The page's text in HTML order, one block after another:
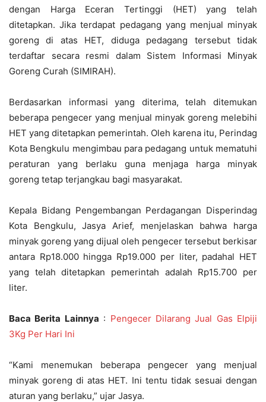
dengan Harga Eceran Tertinggi (HET) yang telah
ditetapkan. Jika terdapat pedagang yang menjual minyak
goreng di atas HET, diduga pedagang tersebut tidak
terdaftar secara resmi dalam Sistem Informasi Minyak
Goreng Curah (SIMIRAH).
Berdasarkan informasi yang diterima, telah ditemukan
beberapa pengecer yang menjual minyak goreng melebihi
HET yang ditetapkan pemerintah. Oleh karena itu, Perindag
Kota Bengkulu mengimbau para pedagang untuk mematuhi
peraturan yang berlaku guna menjaga harga minyak
goreng tetap terjangkau bagi masyarakat.
Kepala Bidang Pengembangan Perdagangan Disperindag
Kota Bengkulu, Jasya Arief, menjelaskan bahwa harga
minyak goreng yang dijual oleh pengecer tersebut berkisar
antara Rp18.000 hingga Rp19.000 per liter, padahal HET
yang telah ditetapkan pemerintah adalah Rp15.700 per
liter.
Baca Berita Lainnya : Pengecer Dilarang Jual Gas Elpiji
3Kg Per Hari Ini
“Kami menemukan beberapa pengecer yang menjual
minyak goreng di atas HET. Ini tentu tidak sesuai dengan
aturan yang berlaku,” ujar Jasya.